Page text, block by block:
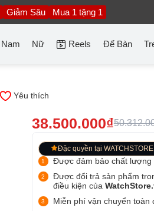
Giảm Sâu Mua 1 tặng 1
Nam Nữ Reels Để Bàn
Yêu thích
38.500.000₫
Đặc quyền tại WATCHSTORE
Được đảm bảo chất lượng
Được đổi trả sản phẩm
điều kiện của
Miễn phí vận chuyển toàn